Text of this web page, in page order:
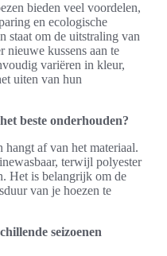
bieden veel voordelen,
en ecologische
staat om de uitstraling van
nieuwe kussens aan te
variëren in kleur,
uiten van hun
beste onderhouden?
hangt af van het materiaal.
terwijl polyester
Het is belangrijk om de
van je hoezen te
seizoenen